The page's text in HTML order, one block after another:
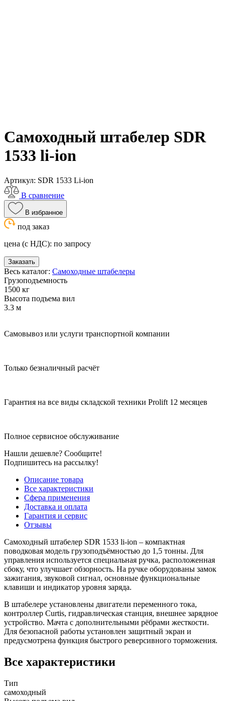
Самоходный штабелер SDR
1533 li-ion
Артикул: SDR 1533 Li-ion
В сравнение
В избранное
под заказ
цена (с НДС): по запросу
Заказать
Весь каталог: Самоходные штабелеры
Грузоподъемность
1500 кг
Высота подъема вил
3.3 м
Самовывоз или услуги транспортной компании
Только безналичный расчёт
Гарантия на все виды складской техники Prolift 12 месяцев
Полное сервисное обслуживание
Нашли дешевле? Сообщите!
Подпишитесь на рассылку!
Описание товара
Все характеристики
Сфера применения
Доставка и оплата
Гарантия и сервис
Отзывы
Самоходный штабелер SDR 1533 li-ion – компактная
поводковая модель грузоподъёмностью до 1,5 тонны. Для
управления используется специальная ручка, расположенная
сбоку, что улучшает обзорность. На ручке оборудованы замок
зажигания, звуковой сигнал, основные функциональные
клавиши и индикатор уровня заряда.
В штабелере установлены двигатели переменного тока,
контроллер Curtis, гидравлическая станция, внешнее зарядное
устройство. Мачта с дополнительными рёбрами жесткости.
Для безопасной работы установлен защитный экран и
предусмотрена функция быстрого реверсивного торможения.
Все характеристики
Тип
самоходный